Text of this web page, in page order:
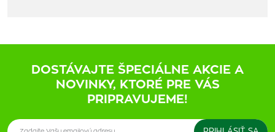
DOSTÁVAJTE ŠPECIÁLNE AKCIE A
NOVINKY, KTORÉ PRE VÁS
PRIPRAVUJEME!